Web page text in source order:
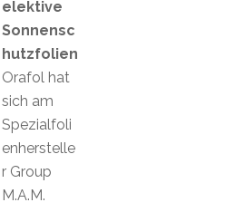
elektive
Sonnensc
hutzfolien
Orafol hat
sich am
Spezialfoli
enherstelle
r Group
M.A.M.